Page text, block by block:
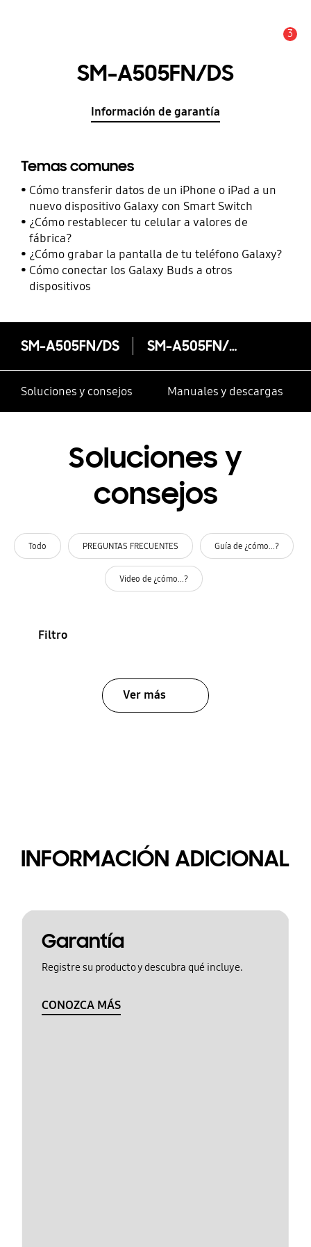
3
SM-A505FN/DS
Información de garantía
Temas comunes
Cómo transferir datos de un iPhone o iPad a un
nuevo dispositivo Galaxy con Smart Switch
¿Cómo restablecer tu celular a valores de
fábrica?
¿Cómo grabar la pantalla de tu teléfono Galaxy?
Cómo conectar los Galaxy Buds a otros
dispositivos
SM-A505FN/DS SM-A505FN/DS
Soluciones y consejos Manuales y descargas
Soluciones y
consejos
Todo PREGUNTAS FRECUENTES Guía de ¿cómo...?
Video de ¿cómo...?
Filtro
Ver más
INFORMACIÓN ADICIONAL
Garantía
Registre su producto y descubra qué incluye.
CONOZCA MÁS